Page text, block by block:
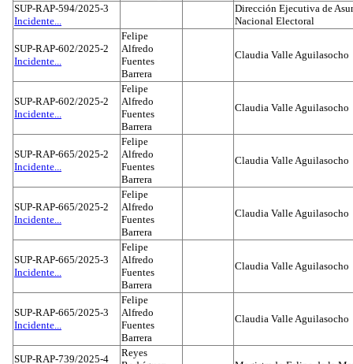
SUP-RAP-594/2025-3
Incidente...
Dirección Ejecutiva de
Nacional Electoral
SUP-RAP-602/2025-2
Incidente...
Felipe
Alfredo
Fuentes
Barrera
Claudia Valle Aguilasocho
SUP-RAP-602/2025-2
Incidente...
Felipe
Alfredo
Fuentes
Barrera
Claudia Valle Aguilasocho
SUP-RAP-665/2025-2
Incidente...
Felipe
Alfredo
Fuentes
Barrera
Claudia Valle Aguilasocho
SUP-RAP-665/2025-2
Incidente...
Felipe
Alfredo
Fuentes
Barrera
Claudia Valle Aguilasocho
SUP-RAP-665/2025-3
Incidente...
Felipe
Alfredo
Fuentes
Barrera
Claudia Valle Aguilasocho
SUP-RAP-665/2025-3
Incidente...
Felipe
Alfredo
Fuentes
Barrera
Claudia Valle Aguilasocho
SUP-RAP-739/2025-4
Reyes